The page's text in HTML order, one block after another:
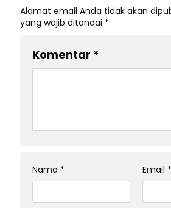
Alamat email Anda tidak akan
yang wajib ditandai *
Komentar *
Nama * Email *